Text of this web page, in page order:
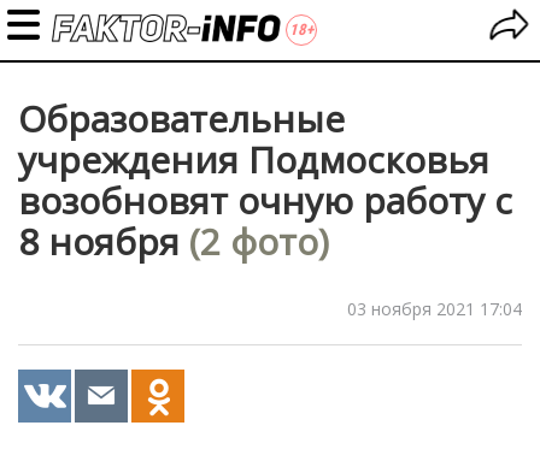
Образовательные
учреждения Подмосковья
возобновят очную работу с
8 ноября (2 фото)
03 ноября 2021 17:04